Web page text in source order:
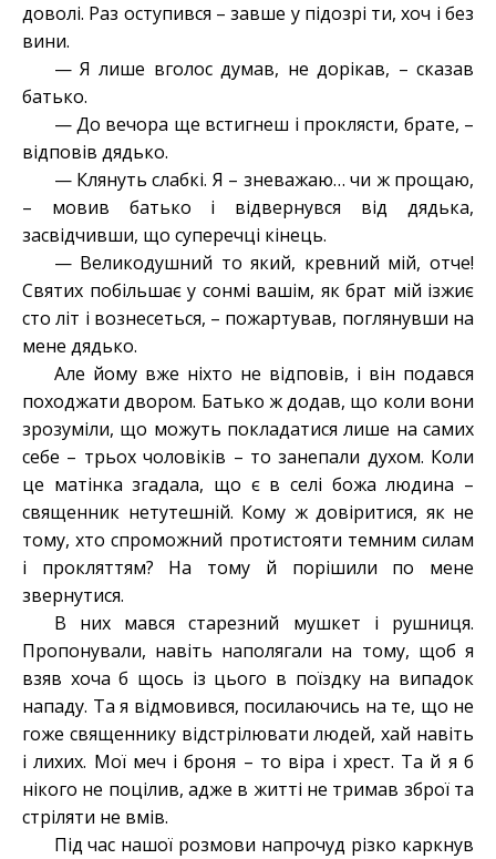
доволі. Раз оступився – завше у підозрі ти, хоч і без
вини.
— Я лише вголос думав, не дорікав, – сказав
батько.
— До вечора ще встигнеш і проклясти, брате, –
відповів дядько.
— Клянуть слабкі. Я – зневажаю… чи ж прощаю,
– мовив батько і відвернувся від дядька,
засвідчивши, що суперечці кінець.
— Великодушний то який, кревний мій, отче!
Святих побільшає у сонмі вашім, як брат мій ізжиє
сто літ і вознесеться, – пожартував, поглянувши на
мене дядько.
Але йому вже ніхто не відповів, і він подався
походжати двором. Батько ж додав, що коли вони
зрозуміли, що можуть покладатися лише на самих
себе – трьох чоловіків – то занепали духом. Коли
це матінка згадала, що є в селі божа людина –
священник нетутешній. Кому ж довіритися, як не
тому, хто спроможний протистояти темним силам
і прокляттям? На тому й порішили по мене
звернутися.
В них мався старезний мушкет і рушниця.
Пропонували, навіть наполягали на тому, щоб я
взяв хоча б щось із цього в поїздку на випадок
нападу. Та я відмовився, посилаючись на те, що не
гоже священнику відстрілювати людей, хай навіть
і лихих. Мої меч і броня – то віра і хрест. Та й я б
нікого не поцілив, адже в житті не тримав зброї та
стріляти не вмів.
Під час нашої розмови напрочуд різко каркнув